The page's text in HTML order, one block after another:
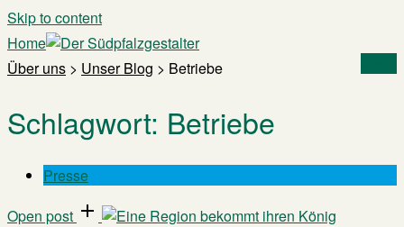
Skip to content
Home
Über uns > Unser Blog > Betriebe
Schlagwort: Betriebe
Presse
Open post